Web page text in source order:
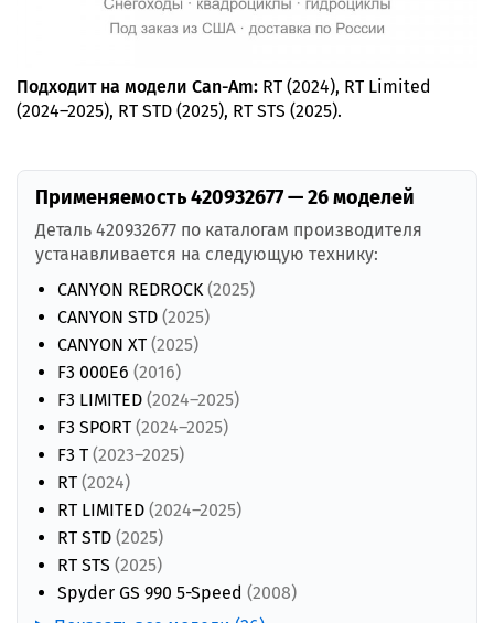
Подходит на модели Can-Am: RT (2024), RT Limited
(2024–2025), RT STD (2025), RT STS (2025).
Применяемость 420932677 — 26 моделей
Деталь 420932677 по каталогам производителя
устанавливается на следующую технику:
CANYON REDROCK(2025)
CANYON STD (2025)
CANYON XT (2025)
F3 000E6 (2016)
F3 LIMITED (2024–2025)
F3 SPORT (2024–2025)
F3 T (2023–2025)
RT (2024)
RT LIMITED (2024–2025)
RT STD (2025)
RT STS (2025)
Spyder GS 990 5-Speed (2008)